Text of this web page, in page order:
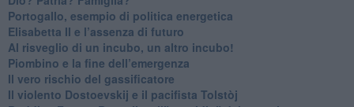
Portogallo, esempio di politica energetica
​Elisabetta II e l’assenza di futuro
Al risveglio di un incubo, un altro incubo!
​Piombino e la fine dell’emergenza
​Il vero rischio del gassificatore
​Il violento Dostoevskij e il pacifista Tolstòj